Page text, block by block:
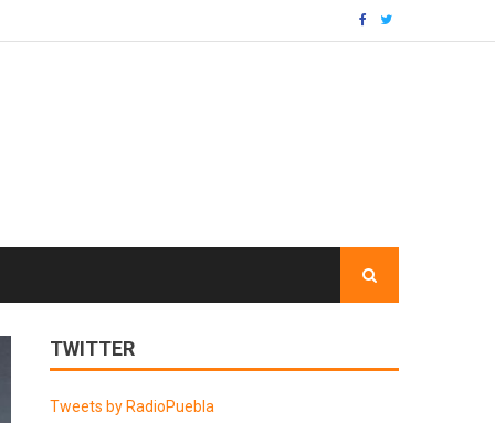
TWITTER
Tweets by RadioPuebla